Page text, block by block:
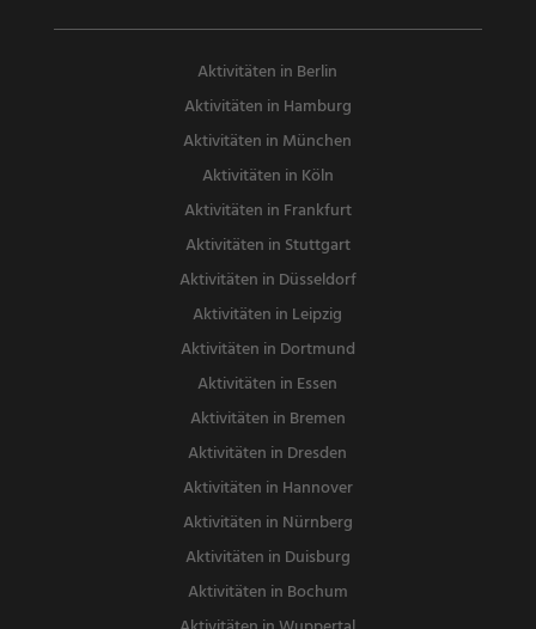
Aktivitäten in Berlin
Aktivitäten in Hamburg
Aktivitäten in München
Aktivitäten in Köln
Aktivitäten in Frankfurt
Aktivitäten in Stuttgart
Aktivitäten in Düsseldorf
Aktivitäten in Leipzig
Aktivitäten in Dortmund
Aktivitäten in Essen
Aktivitäten in Bremen
Aktivitäten in Dresden
Aktivitäten in Hannover
Aktivitäten in Nürnberg
Aktivitäten in Duisburg
Aktivitäten in Bochum